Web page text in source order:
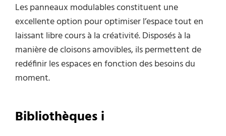
Les panneaux modulables constituent une
excellente option pour optimiser l’espace tout en
laissant libre cours à la créativité. Disposés à la
manière de cloisons amovibles, ils permettent de
redéfinir les espaces en fonction des besoins du
moment.
Bibliothèques i